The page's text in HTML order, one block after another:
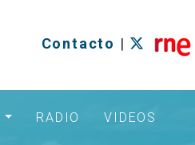
Contacto |
RADIO VIDEOS